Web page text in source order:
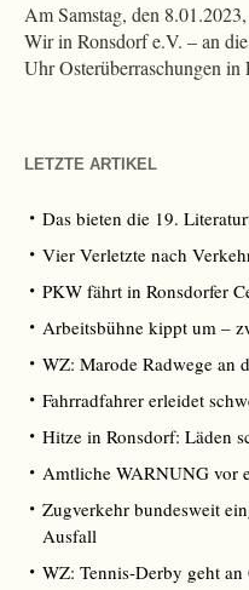
Am Samstag, den
Wir in Ronsdorf e.V. – an
Uhr Osterüberraschungen in
LETZTE ARTIKEL
Das bieten die 19.
Vier Verletzte nach
PKW fährt in Ronsdorfer
Arbeitsbühne kippt um –
WZ: Marode Radwege an
Fahrradfahrer erleidet
Hitze in Ronsdorf: Läden
Amtliche WARNUNG vor
Zugverkehr bundesweit
Ausfall
WZ: Tennis-Derby geht